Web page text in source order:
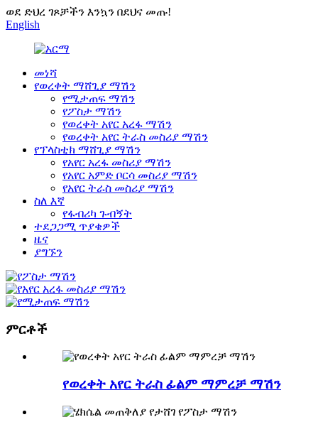
ወደ ድህረ ገጾቻችን እንኳን በደህና መጡ!
English
መነሻ
የወረቀት ማሸጊያ ማሽን
የሚታጠፍ ማሽን
የፖስታ ማሽን
የወረቀት አየር አረፋ ማሽን
የወረቀት አየር ትራስ መስሪያ ማሽን
የፕላስቲክ ማሸጊያ ማሽን
የአየር አረፋ መስሪያ ማሽን
የአየር አምድ ቦርሳ መስሪያ ማሽን
የአየር ትራስ መስሪያ ማሽን
ስለ እኛ
የፋብሪካ ጉብኝት
ተደጋጋሚ ጥያቄዎች
ዜና
ያግኙን
ምርቶች
የወረቀት አየር ትራስ ፊልም ማምረቻ ማሽን